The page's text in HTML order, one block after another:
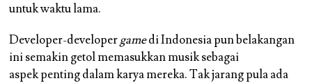
untuk waktu lama.
Developer-developergamedi Indonesia pun belakangan
ini semakin getol memasukkan musik sebagai
aspek penting dalam karya mereka. Tak jarang pula ada